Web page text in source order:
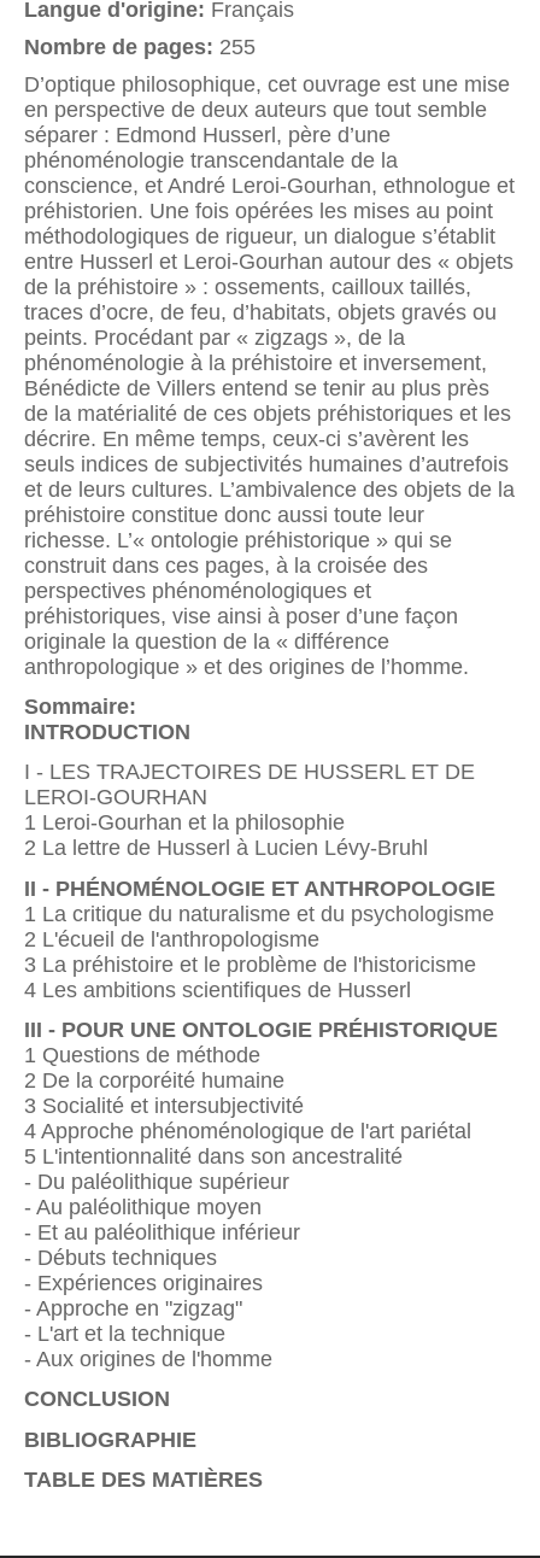
Langue d'origine: Français
Nombre de pages: 255
D’optique philosophique, cet ouvrage est une mise
en perspective de deux auteurs que tout semble
séparer : Edmond Husserl, père d’une
phénoménologie transcendantale de la
conscience, et André Leroi-Gourhan, ethnologue et
préhistorien. Une fois opérées les mises au point
méthodologiques de rigueur, un dialogue s’établit
entre Husserl et Leroi-Gourhan autour des « objets
de la préhistoire » : ossements, cailloux taillés,
traces d’ocre, de feu, d’habitats, objets gravés ou
peints. Procédant par « zigzags », de la
phénoménologie à la préhistoire et inversement,
Bénédicte de Villers entend se tenir au plus près
de la matérialité de ces objets préhistoriques et les
décrire. En même temps, ceux-ci s’avèrent les
seuls indices de subjectivités humaines d’autrefois
et de leurs cultures. L’ambivalence des objets de la
préhistoire constitue donc aussi toute leur
richesse. L’« ontologie préhistorique » qui se
construit dans ces pages, à la croisée des
perspectives phénoménologiques et
préhistoriques, vise ainsi à poser d’une façon
originale la question de la « différence
anthropologique » et des origines de l’homme.
Sommaire:
INTRODUCTION
I - LES TRAJECTOIRES DE HUSSERL ET DE
LEROI-GOURHAN
1 Leroi-Gourhan et la philosophie
2 La lettre de Husserl à Lucien Lévy-Bruhl
II - PHÉNOMÉNOLOGIE ET ANTHROPOLOGIE
1 La critique du naturalisme et du psychologisme
2 L'écueil de l'anthropologisme
3 La préhistoire et le problème de l'historicisme
4 Les ambitions scientifiques de Husserl
III - POUR UNE ONTOLOGIE PRÉHISTORIQUE
1 Questions de méthode
2 De la corporéité humaine
3 Socialité et intersubjectivité
4 Approche phénoménologique de l'art pariétal
5 L'intentionnalité dans son ancestralité
- Du paléolithique supérieur
- Au paléolithique moyen
- Et au paléolithique inférieur
- Débuts techniques
- Expériences originaires
- Approche en "zigzag"
- L'art et la technique
- Aux origines de l'homme
CONCLUSION
BIBLIOGRAPHIE
TABLE DES MATIÈRES